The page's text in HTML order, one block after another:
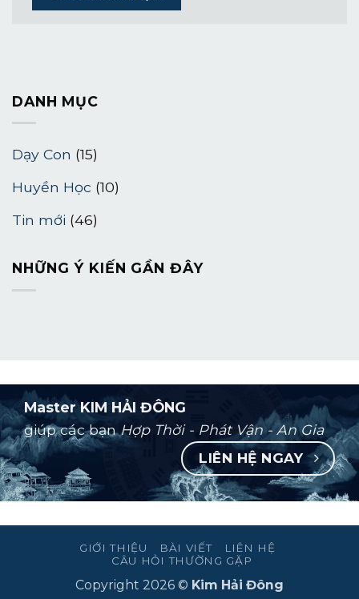
DANH MỤC
Dạy Con (15)
Huyền Học (10)
Tin mới (46)
NHỮNG Ý KIẾN ​​GẦN ĐÂY
Master KIM HẢI ĐÔNG
giúp các bạnHợp Thời - Phát Vận - An Gia
LIÊN HỆ NGAY
GIỚI THIỆU BÀI VIẾT
LIÊN HỆ
CÂU HỎI THƯỜNG GẶP
Copyright 2026 © Kim Hải Đông